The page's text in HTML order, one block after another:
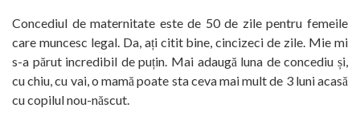
Concediul de maternitate este de 50 de zile pentru femeile
care muncesc legal. Da, ați citit bine, cincizeci de zile. Mie mi
s-a părut incredibil de puțin. Mai adaugă luna de concediu și,
cu chiu, cu vai, o mamă poate sta ceva mai mult de 3 luni acasă
cu copilul nou-născut.